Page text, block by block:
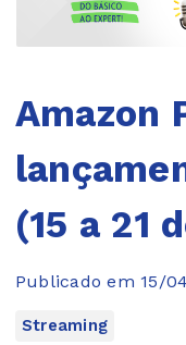
Amazon
(15 a 21
Publicado em 15/
Streaming